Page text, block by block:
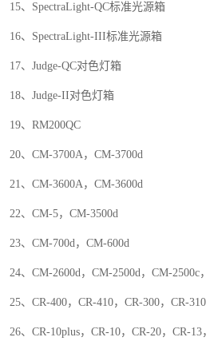
15、 SpectraLight-QC标准光源箱
16、 SpectraLight-III标准光源箱
17、 Judge-QC对色灯箱
18、 Judge-II对色灯箱
19、 RM200QC
20、 CM-3700A， CM-3700d
21、 CM-3600A， CM-3600d
22、 CM-5， CM-3500d
23、 CM-700d， CM-600d
24、 CM-2600d， CM-2500d， CM-2500c，
25、 CR-400， CR-410， CR-300， CR-310
26、 CR-10plus， CR-10， CR-20， CR-13，